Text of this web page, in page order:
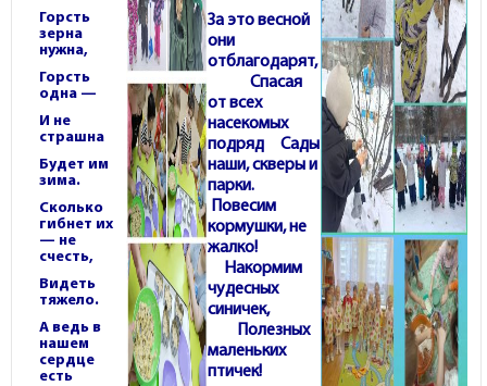
Горсть
зерна
нужна,
Горсть
одна —
И не
страшна
Будет им
зима.
Сколько
гибнет их
— не
счесть,
Видеть
тяжело.
А ведь в
нашем
сердце
есть
За это весной
они
отблагодарят,
Спасая
от всех
насекомых
подряд Сады
наши, скверы и
парки.
Повесим
кормушки, не
жалко!
Накормим
чудесных
синичек,
Полезных
маленьких
птичек!